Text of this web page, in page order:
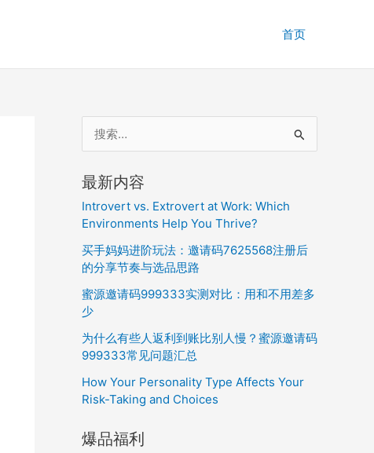
首页
索
：
最新内容
Introvert vs. Extrovert at Work: Which
Environments Help You Thrive?
买手妈妈进阶玩法：邀请码7625568注册后
的分享节奏与选品思路
蜜源邀请码999333实测对比：用和不用差多
少
为什么有些人返利到账比别人慢？蜜源邀请码
999333常见问题汇总
How Your Personality Type Affects Your
Risk-Taking and Choices
爆品福利